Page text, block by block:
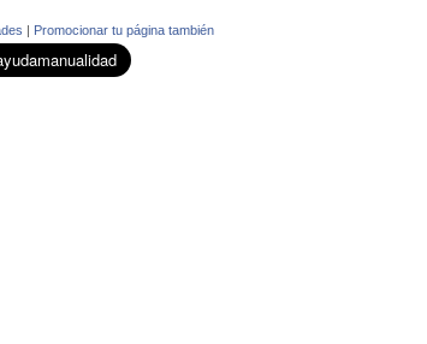
| Promocionar tu página también